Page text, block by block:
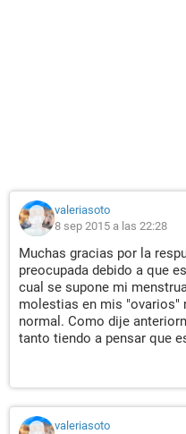
valeriasoto
8 sep 2015 a las 22:28
Muchas gracias por la
preocupada debido a que
cual se supone mi
molestias en mis "ovarios"
normal. Como dije
tanto tiendo a pensar que
valeriasoto